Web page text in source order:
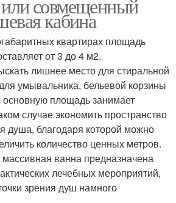
совмещенный
кабина
квартирах площадь
от 3 до 4 м2.
лишнее место для стиральной
умывальника, бельевой корзины
основную площадь занимает
случае экономить пространство
душа, благодаря которой можно
количество ценных метров.
массивная ванна предназначена
лечебных мероприятий,
зрения душ намного